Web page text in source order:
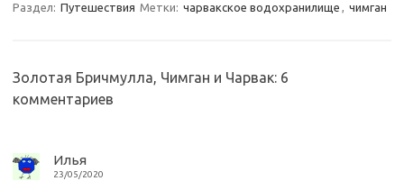
s
n
i
i
b
o
k
р
в
и
ь
Раздел: Путешествия Метки: чарвакское водохранилище , чимган
Золотая Бричмулла, Чимган и Чарвак: 6
комментариев
Илья
23/05/2020